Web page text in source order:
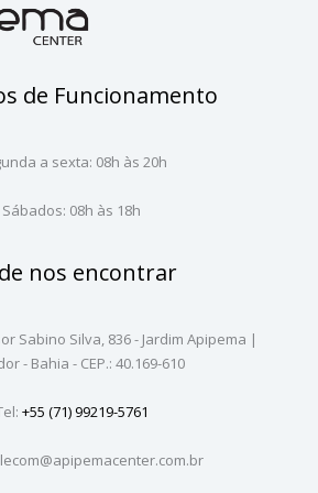
de Funcionamento
a sexta: 08h às 20h
Sábados: 08h às 18h
nos encontrar
Sabino Silva, 836 - Jardim Apipema |
- Bahia - CEP.: 40.169-610
+55 (71) 99219-5761